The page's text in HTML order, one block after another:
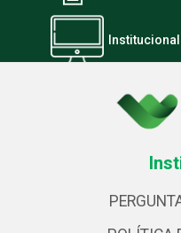
Institucional